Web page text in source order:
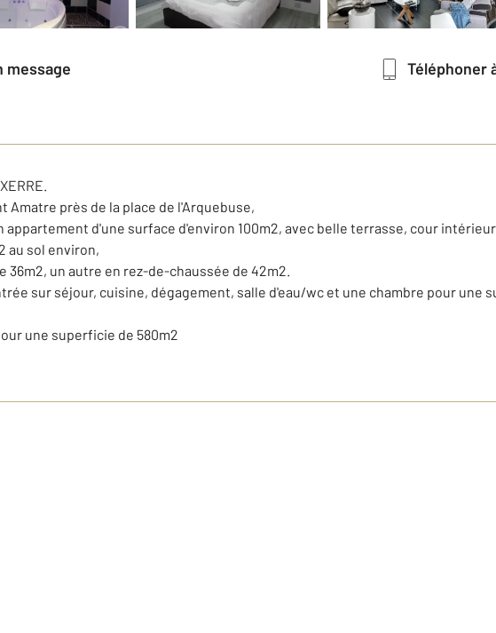
message Téléphoner
Amatre près de la place de l'Arquebuse,
d'une surface d'environ 100m2, avec belle terrasse, cour
au sol environ,
36m2, un autre en rez-de-chaussée de 42m2.
sur séjour, cuisine, dégagement, salle d'eau/wc et une chambre pour une
une superficie de 580m2